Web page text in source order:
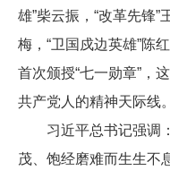
雄”柴云振，“改革先锋”
梅，“卫国戍边英雄”
首次颁授“七一勋章”，
共产党人的精神天际线。
习近平总书记强调：
茂、饱经磨难而生生不